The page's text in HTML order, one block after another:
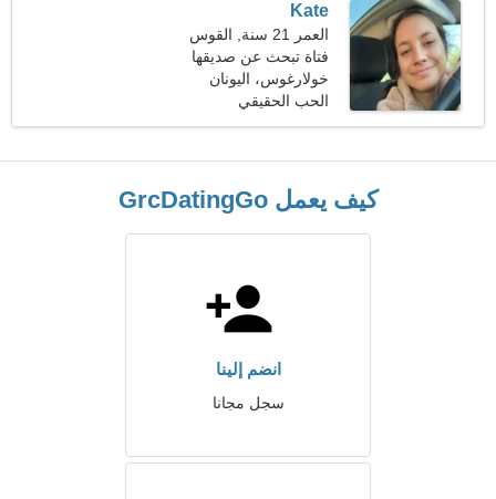
Kate
العمر 21 سنة, القوس
فتاة تبحث عن صديقها
خولارغوس، اليونان
الحب الحقيقي
كيف يعمل GrcDatingGo
انضم إلينا
سجل مجانا